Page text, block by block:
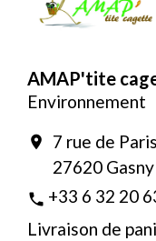
AMAP'tite
Environnement
location_on
7 rue de Paris
27620 Gasny
phone +33 6 32 20
Livraison de